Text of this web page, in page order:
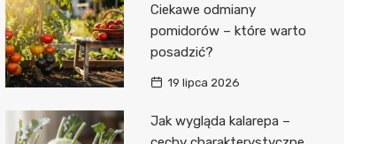
Ciekawe odmiany
pomidorów – które warto
posadzić?
19 lipca 2026
Jak wygląda kalarepa –